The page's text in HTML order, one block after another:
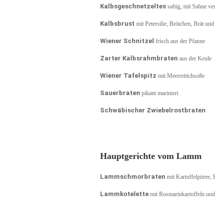
Kalbsgeschnetzeltes saftig, mit Sahne
Kalbsbrust mit Petersilie, Brötchen, Brät
Wiener Schnitzel frisch aus der Pfanne
Zarter Kalbsrahmbraten aus der Keule
Wiener Tafelspitz mit Meerrettichsoße
Sauerbraten pikant mariniert
Schwäbischer Zwiebelrostbraten
Hauptgerichte vom Lamm
Lammschmorbraten mit Kartoffelpüree,
Lammkotelette mit Rosmarinkartoffeln